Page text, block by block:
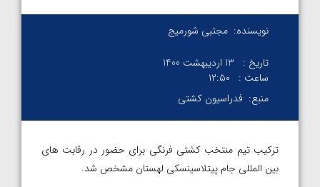
نویسنده: مجتبی شورمیج
تاریخ :
13 اردیبهشت 1400
ساعت :
۱۲:۵۰
منبع: فدراسیون کشتی
ترکیب تیم منتخب کشتی فرنگی برای حضور در رقابت های
بین المللی جام پیتلاسینسکی لهستان مشخص شد.